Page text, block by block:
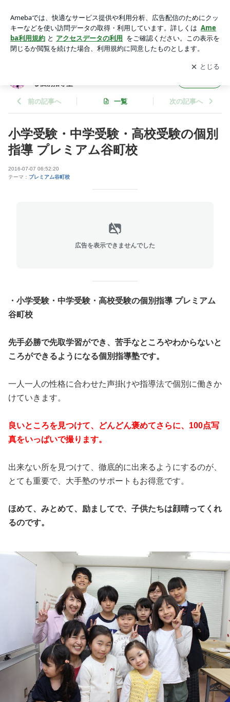
大阪市・八尾｜合格率97％ 自己肯定感が伸びる個別指導塾
アプリをダウンロードして ブログの更新通知
を受け取りまし
ょう。
開く
る個別指導塾
前の記事へ 一覧 次の記事へ
小学受験・中学受験・高校受験の個別
指導 プレミアム谷町校
2016-07-07 06:52:20
テーマ： プレミアム谷町校
広告を表示できませんでした
・小学受験・中学受験・高校受験の個別指導 プレミアム
谷町校
先手必勝で先取学習ができ、苦手なところやわからないと
ころができるようになる個別指導塾です。
一人一人の性格に合わせた声掛けや指導法で個別に働きか
けていきます。
良いところを見つけて、どんどん褒めてさらに、100点写
真をいっぱいで撮ります。
出来ない所を見つけて、徹底的に出来るようにするのが、
とても重要で、大手塾のサポートもお得意です。
ほめて、みとめて、励ましてで、子供たちは顔晴ってくれ
るのです。